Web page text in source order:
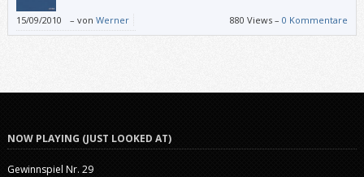
15/09/2010 – von Werner 880 Views –0 Kommentare
NOW PLAYING (JUST LOOKED AT)
Gewinnspiel Nr. 29